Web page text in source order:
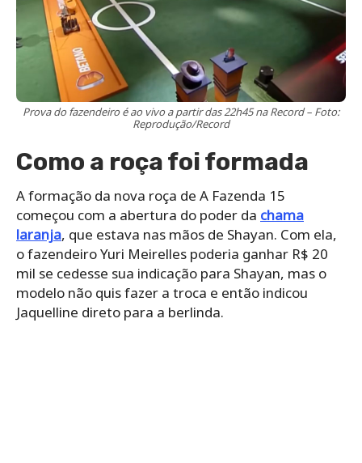
Prova do fazendeiro é ao vivo a partir das 22h45 na Record – Foto:
Reprodução/Record
Como a roça foi formada
A formação da nova roça de A Fazenda 15
começou com a abertura do poder da chama
laranja, que estava nas mãos de Shayan. Com ela,
o fazendeiro Yuri Meirelles poderia ganhar R$ 20
mil se cedesse sua indicação para Shayan, mas o
modelo não quis fazer a troca e então indicou
Jaquelline direto para a berlinda.